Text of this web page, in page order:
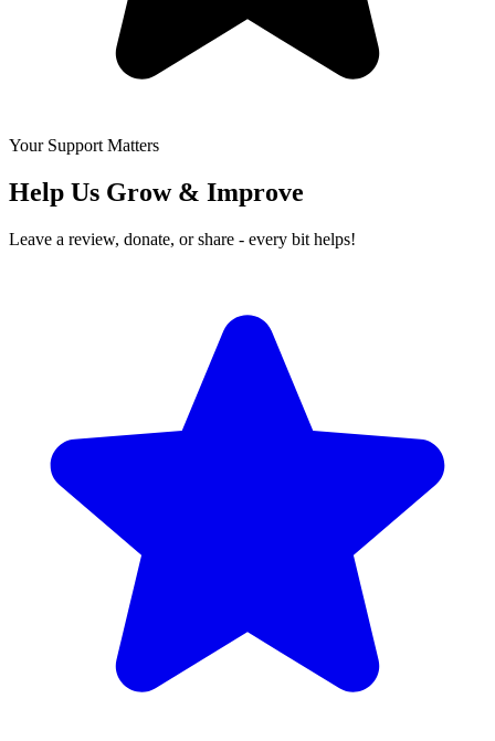
Your Support Matters
Help Us Grow & Improve
Leave a review, donate, or share - every bit helps!